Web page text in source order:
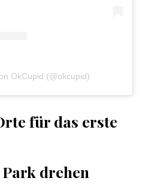
OkCupid (@okcupid)
für das erste
drehen